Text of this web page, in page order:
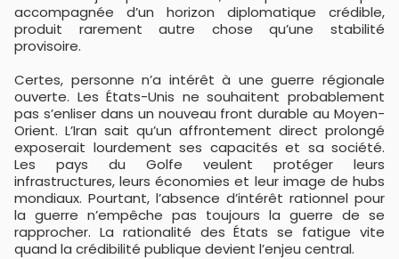
accompagnée d’un horizon diplomatique crédible,
produit rarement autre chose qu’une stabilité
provisoire.
Certes, personne n’a intérêt à une guerre régionale
ouverte. Les États-Unis ne souhaitent probablement
pas s’enliser dans un nouveau front durable au Moyen-
Orient. L’Iran sait qu’un affrontement direct prolongé
exposerait lourdement ses capacités et sa société.
Les pays du Golfe veulent protéger leurs
infrastructures, leurs économies et leur image de hubs
mondiaux. Pourtant, l’absence d’intérêt rationnel pour
la guerre n’empêche pas toujours la guerre de se
rapprocher. La rationalité des États se fatigue vite
quand la crédibilité publique devient l’enjeu central.